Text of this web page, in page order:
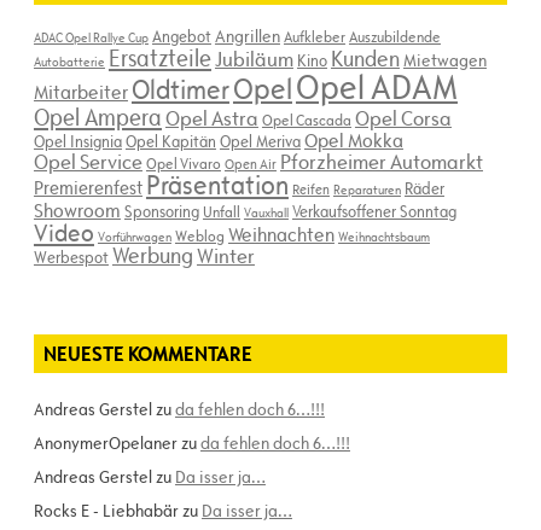
ADAC Opel Rallye Cup AngebotAngrillenAufkleberAuszubildende
Autobatterie ErsatzteileJubiläum Kino KundenMietwagen
Mitarbeiter OldtimerOpelOpel ADAM
Opel AmperaOpel Astra Opel Cascada Opel Corsa
Opel InsigniaOpel Kapitän Opel MerivaOpel Mokka
Opel ServiceOpel Vivaro Open Air Pforzheimer Automarkt
Premierenfest Präsentation Reifen Reparaturen Räder
Showroom Sponsoring Unfall Vauxhall Verkaufsoffener Sonntag
Video Vorführwagen Weblog Weihnachten Weihnachtsbaum
WerbespotWerbungWinter
NEUESTE KOMMENTARE
Andreas Gerstelzuda fehlen doch 6…!!!
AnonymerOpelanerzuda fehlen doch 6…!!!
Andreas Gerstelzu Da isser ja…
Rocks E - Liebhabärzu Da isser ja…